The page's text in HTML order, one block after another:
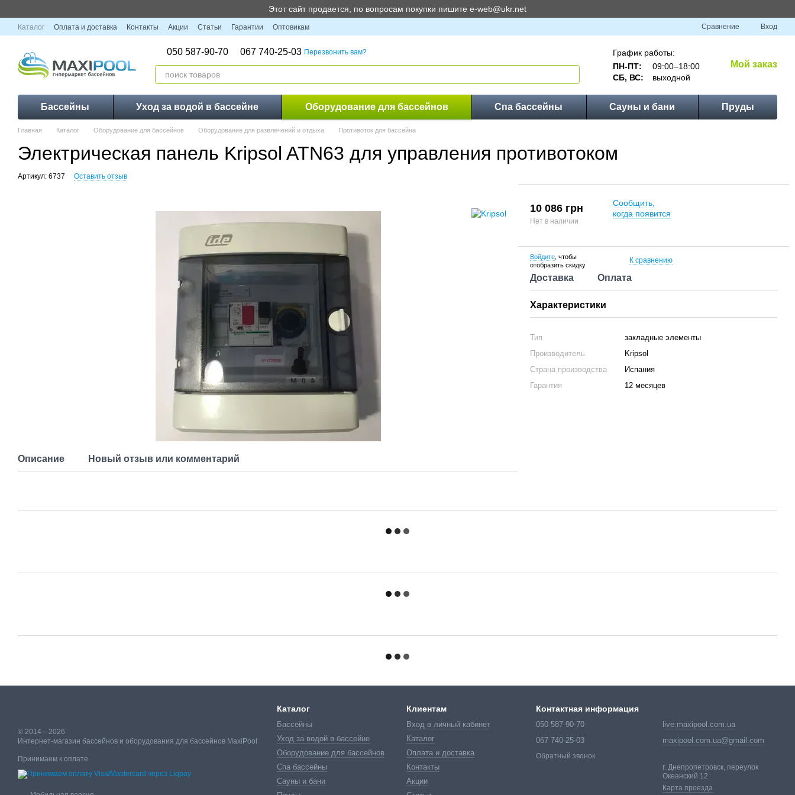
Этот сайт продается, по вопросам покупки пишите e-web@ukr.net
Каталог Оплата и доставка Контакты Акции Статьи Гарантии Оптовикам Сравнение Вход
050 587-90-70 067 740-25-03 Перезвонить вам?
График работы:
ПН-ПТ:
09:00–18:00
СБ, ВС:
выходной
Мой заказ
Бассейны Уход за водой в бассейне Оборудование для бассейнов Спа бассейны Сауны и бани Пруды
Главная Каталог Оборудование для бассейнов Оборудование для развлечений и отдыха Противоток для бассейна
Электрическая панель Kripsol ATN63 для управления противотоком
Артикул: 6737 Оставить отзыв
Описание Новый отзыв или комментарий
10 086 грн
Нет в наличии
Сообщить,
когда появится
Войдите , чтобы
отобразить скидку
К сравнению
Доставка Оплата
Характеристики
Тип
закладные элементы
Производитель
Kripsol
Страна производства
Испания
Гарантия
12 месяцев
© 2014—2026
Интернет-магазин бассейнов и оборудования для бассейнов MaxiPool
Принимаем к оплате
Каталог
Бассейны
Уход за водой в бассейне
Оборудование для бассейнов
Спа бассейны
Сауны и бани
Клиентам
Вход в личный кабинет
Каталог
Оплата и доставка
Контакты
Акции
Контактная информация
050 587-90-70
067 740-25-03
Обратный звонок
live:maxipool.com.ua
maxipool.com.ua@gmail.com
г. Днепропетровск, переулок
Океанский 12
Карта проезда